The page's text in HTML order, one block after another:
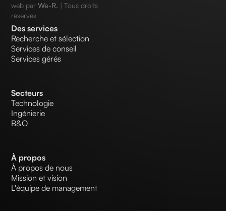
web parWe-R. | Tous droits
réservés
Des services
Recherche et sélection
Services de conseil
Services gérés
Secteurs
Technologie
Ingénierie
B&O
À propos
À propos de nous
Mission et vision
L'équipe de management